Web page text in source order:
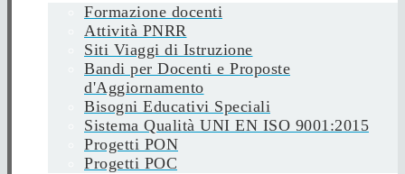
Formazione docenti
Attività PNRR
Siti Viaggi di Istruzione
Bandi per Docenti e Proposte
d'Aggiornamento
Bisogni Educativi Speciali
Sistema Qualità UNI EN ISO 9001:2015
Progetti PON
Progetti POC